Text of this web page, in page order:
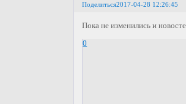
Поделиться2017-04-28 12:26:45
Пока не изменились и
0